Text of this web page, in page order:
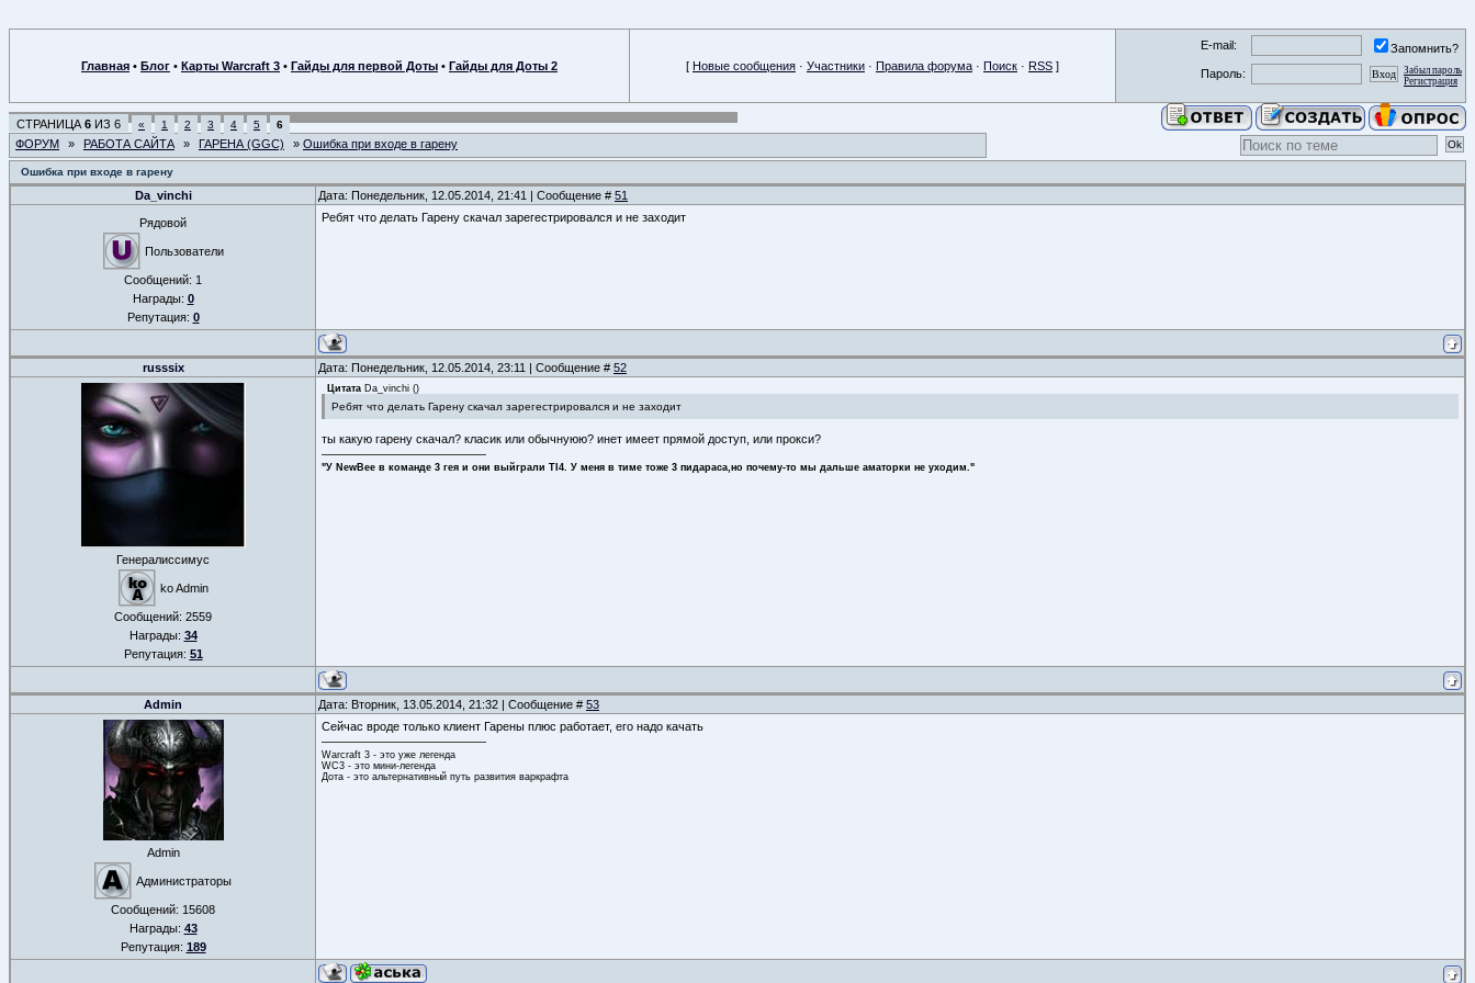
Главная • Блог • Карты Warcraft 3 • Гайды для первой Доты • Гайды для Доты 2 [ Новые сообщения · Участники · Правила форума · Поиск · RSS ]
E-mail:
Запомнить?
Пароль:
Забыл пароль
Регистрация
СТРАНИЦА 6 ИЗ 6 « 1 2 3 4 5 6
ФОРУМ » РАБОТА САЙТА » ГАРЕНА (GGC) » Ошибка при входе в гарену
Ошибка при входе в гарену
Da_vinchi Дата: Понедельник, 12.05.2014, 21:41 | Сообщение # 51
Рядовой
Пользователи
Сообщений: 1
Награды: 0
Репутация: 0
Ребят что делать Гарену скачал зарегестрировался и не заходит
russsix Дата: Понедельник, 12.05.2014, 23:11 | Сообщение # 52
Генералиссимус
ko Admin
Сообщений: 2559
Награды: 34
Репутация: 51
Цитата Da_vinchi ()
Ребят что делать Гарену скачал зарегестрировался и не заходит
ты какую гарену скачал? класик или обычнуюю? инет имеет прямой доступ, или прокси?
"У NewBee в команде 3 гея и они выйграли TI4. У меня в тиме тоже 3 пидараса,но почему-то мы дальше аматорки не уходим."
Admin Дата: Вторник, 13.05.2014, 21:32 | Сообщение # 53
Admin
Администраторы
Сообщений: 15608
Награды: 43
Репутация: 189
Сейчас вроде только клиент Гарены плюс работает, его надо качать
Warcraft 3 - это уже легенда
WC3 - это мини-легенда
Дота - это альтернативный путь развития варкрафта